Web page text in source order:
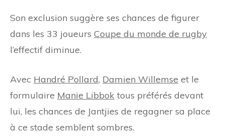
Son exclusion suggère ses chances de figurer
dans les 33 joueurs Coupe du monde de rugby
l’effectif diminue.
Avec Handré Pollard, Damien Willemse et le
formulaire Manie Libbok tous préférés devant
lui, les chances de Jantjies de regagner sa place
à ce stade semblent sombres.